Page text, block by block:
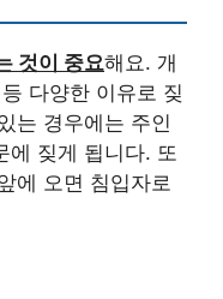
것이 중요해요. 개
다양한 이유로 짖
는 경우에는 주인
에 짖게 됩니다. 또
에 오면 침입자로